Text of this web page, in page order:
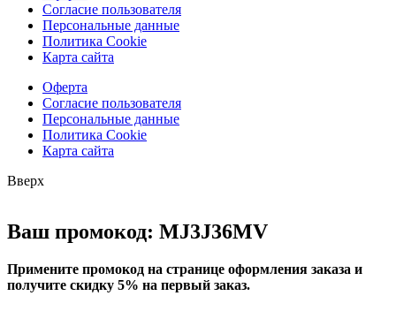
Согласие пользователя
Персональные данные
Политика Cookie
Карта сайта
Оферта
Согласие пользователя
Персональные данные
Политика Cookie
Карта сайта
Вверх
Ваш промокод: MJ3J36MV
Примените промокод на странице оформления заказа и
получите скидку 5% на первый заказ.